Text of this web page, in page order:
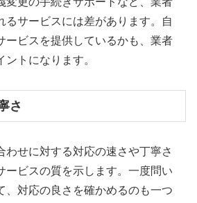
るサービスには差があります。自
ービスを提供しているかも、業者
トになります。
さ
わせに対する対応の速さや丁寧さ
ービスの質を示します。一度問い
、対応の良さを確かめるのも一つ